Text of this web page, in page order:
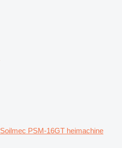
Soilmec PSM-16GT heimachine